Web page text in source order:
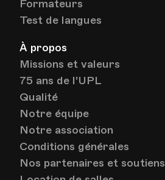
Formateurs
Test de langues
À propos
Missions et valeurs
75 ans de l'UPL
Qualité
Notre équipe
Notre association
Conditions générales
Nos partenaires et soutiens